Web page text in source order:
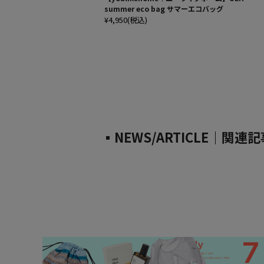
summer eco bag サマーエコバッグ
¥4,950(税込)
▪NEWS/ARTICLE｜関連